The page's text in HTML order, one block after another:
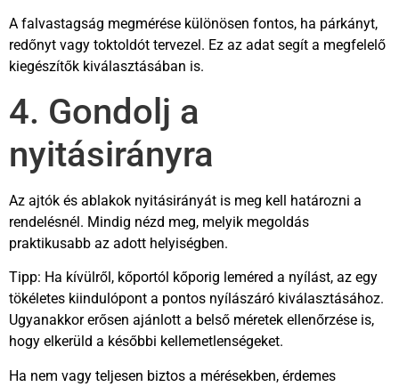
A falvastagság megmérése különösen fontos, ha párkányt,
redőnyt vagy toktoldót tervezel. Ez az adat segít a megfelelő
kiegészítők kiválasztásában is.
4. Gondolj a
nyitásirányra
Az ajtók és ablakok nyitásirányát is meg kell határozni a
rendelésnél. Mindig nézd meg, melyik megoldás
praktikusabb az adott helyiségben.
Tipp: Ha kívülről, kőportól kőporig leméred a nyílást, az egy
tökéletes kiindulópont a pontos nyílászáró kiválasztásához.
Ugyanakkor erősen ajánlott a belső méretek ellenőrzése is,
hogy elkerüld a későbbi kellemetlenségeket.
Ha nem vagy teljesen biztos a mérésekben, érdemes